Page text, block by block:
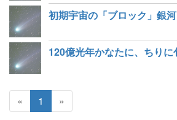
初期宇宙の「ブロック」銀河
« 1 »